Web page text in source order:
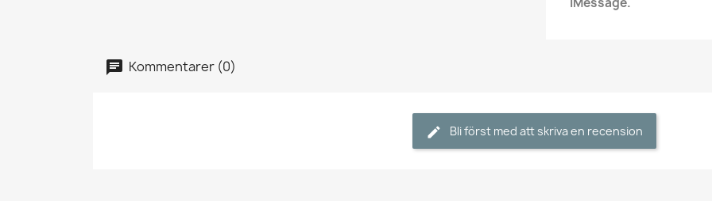
Kommentarer (0)
Bli först med att skriva en recension